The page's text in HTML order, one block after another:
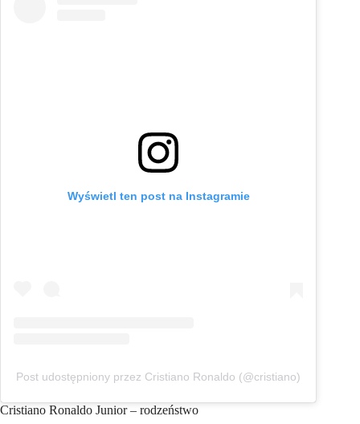
Wyświetl ten post na Instagramie
Post udostępniony przez Cristiano Ronaldo (@cristiano)
Cristiano Ronaldo Junior – rodzeństwo